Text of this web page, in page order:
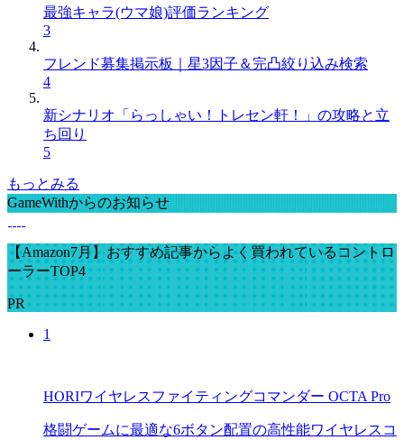
最強キャラ(ウマ娘)評価ランキング
3
フレンド募集掲示板｜星3因子＆完凸絞り込み検索
4
新シナリオ「らっしゃい！トレセン軒！」の攻略と立
ち回り
5
もっとみる
GameWithからのお知らせ
【Amazon7月】おすすめ記事からよく買われているコントロ
ーラーTOP4
PR
1
HORIワイヤレスファイティングコマンダー OCTA Pro
格闘ゲームに最適な6ボタン配置の高性能ワイヤレスコ